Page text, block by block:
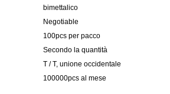
bimettalico
Negotiable
100pcs per pacco
Secondo la quantità
T / T, unione occidentale
100000pcs al mese